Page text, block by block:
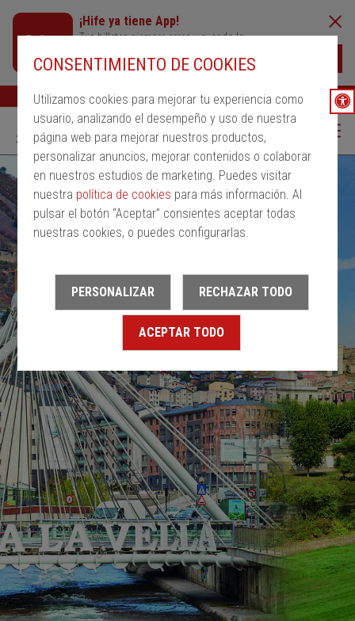
CONSENTIMIENTO DE COOKIES
Utilizamos cookies para mejorar tu experiencia como
usuario, analizando el desempeño y uso de nuestra
página web para mejorar nuestros productos,
personalizar anuncios, mejorar contenidos o colaborar
en nuestros estudios de marketing. Puedes visitar
nuestra política de cookies para más información. Al
pulsar el botón “Aceptar” consientes aceptar todas
nuestras cookies, o puedes configurarlas.
PERSONALIZAR RECHAZAR TODO
ACEPTAR TODO
¡Hife ya tiene App!
Tus billetes siempre cerca y cuando lo
Buscar Ayuda ESP